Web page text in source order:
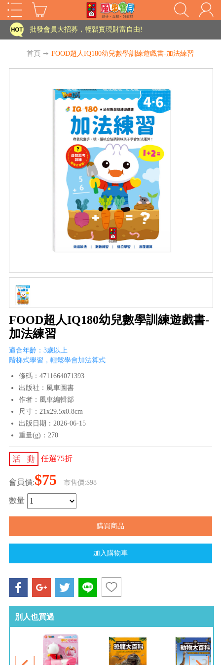
家長樂了!「風車書版集團暨FOOD超人企業總部」目前正興建中!
批發會員大招募，輕鬆實現財富自由!
老師您好!!幼教會員火熱招募中~
海外購物免煩惱！點我查看『海外購物流程說明』
批發會員大招募，輕鬆實現財富自由!
老師您好!!幼教會員火熱招募中~
海外購物免煩惱！點我查看『海外購物流程說明』
首頁 ➙ FOOD超人IQ180幼兒數學訓練遊戲書-加法練習
FOOD超人IQ180幼兒數學訓練遊戲書-
加法練習
適合年齡：3歲以上
階梯式學習，輕鬆學會加法算式
條碼：4711664071393
出版社：風車圖書
作者：風車編輯部
尺寸：21x29.5x0.8cm
出版日期：2026-06-15
重量(g)：270
任選75折
會員價:$75 市售價:$98
數量
別人也買過